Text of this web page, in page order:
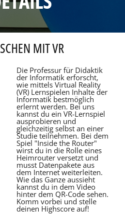
MIT VR
Die Professur für Didaktik
der Informatik erforscht,
wie mittels Virtual Reality
(VR) Lernspielen Inhalte der
Informatik bestmöglich
erlernt werden. Bei uns
kannst du ein VR-Lernspiel
ausprobieren und
gleichzeitig selbst an einer
Studie teilnehmen. Bei dem
Spiel "Inside the Router"
wirst du in die Rolle eines
Heimrouter versetzt und
musst Datenpakete aus
dem Internet weiterleiten.
Wie das Ganze aussieht
kannst du in dem Video
hinter dem QR-Code sehen.
Komm vorbei und stelle
deinen Highscore auf!